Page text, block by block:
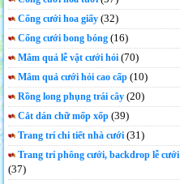
Cổng cưới hoa giấy (32)
Cổng cưới bong bóng (16)
Mâm quả lễ vật cưới hỏi (70)
Mâm quả cưới hỏi cao cấp (10)
Rồng long phụng trái cây (20)
Cắt dán chữ mốp xốp (39)
Trang trí chi tiết nhà cưới (31)
Trang trí phông cưới, backdrop lễ cưới
(37)